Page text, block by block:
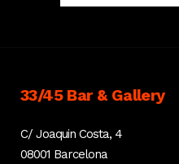
33/45 Bar & Gallery
C/ Joaquin Costa, 4
08001 Barcelona